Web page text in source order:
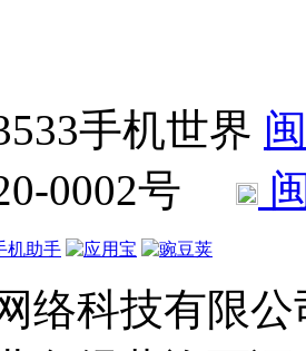
手机世界
0002号
络科技有限公